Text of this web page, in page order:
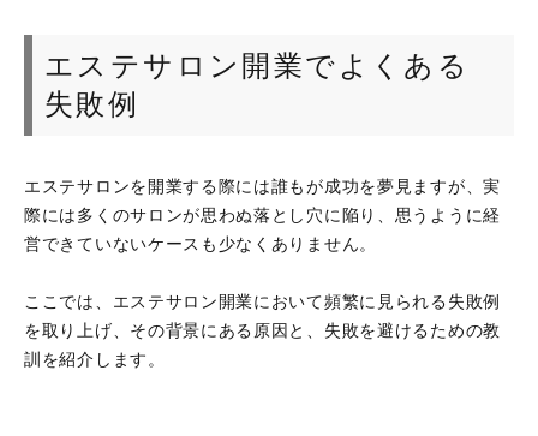
エステサロン開業でよくある
失敗例
エステサロンを開業する際には誰もが成功を夢見ますが、実
際には多くのサロンが思わぬ落とし穴に陥り、思うように経
営できていないケースも少なくありません。
ここでは、エステサロン開業において頻繁に見られる失敗例
を取り上げ、その背景にある原因と、失敗を避けるための教
訓を紹介します。